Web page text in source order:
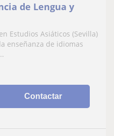
de Lengua y
Estudios Asiáticos (Sevilla)
enseñanza de idiomas
Contactar